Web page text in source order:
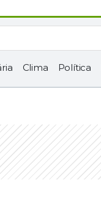
Clima Política